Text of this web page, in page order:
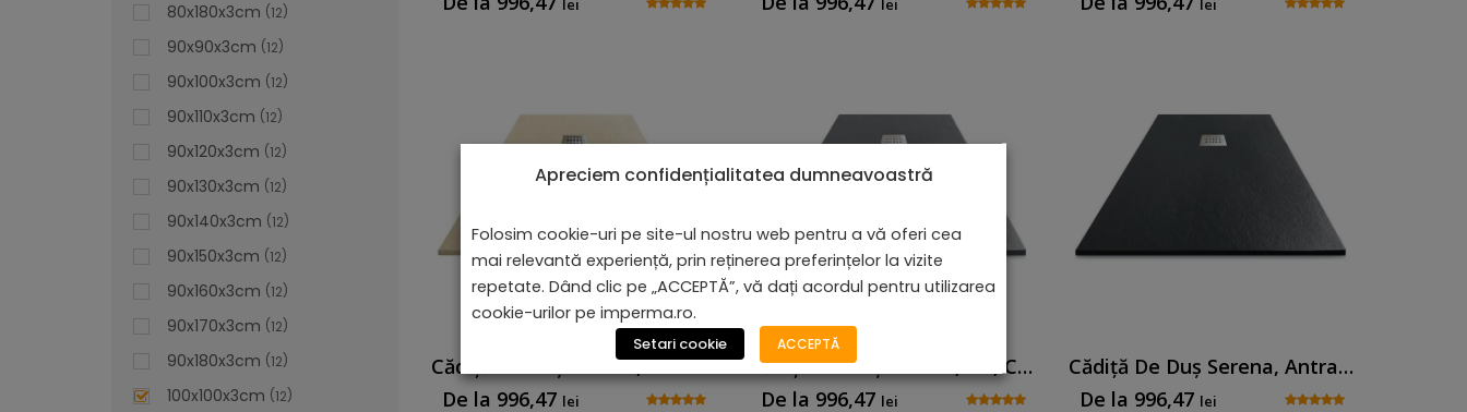
lei lei lei
Cădiță De Duș Serena, Crem, Cu Sifon Inclus
De la 996,47 lei
Cădiță De Duș Serena, Gri, Cu Sifon Inclus
De la 996,47 lei
Cădiță De Duș Serena, Antracit, Cu Sifon Inclus
De la 996,47 lei
80x180x3cm 12
90x90x3cm 12
90x100x3cm 12
90x110x3cm 12
90x120x3cm 12
90x130x3cm 12
90x140x3cm 12
90x150x3cm 12
90x160x3cm 12
90x170x3cm 12
90x180x3cm 12
100x100x3cm 12
Apreciem confidențialitatea dumneavoastră
Folosim cookie-uri pe site-ul nostru web pentru a vă oferi cea
mai relevantă experiență, prin reținerea preferințelor la vizite
repetate. Dând clic pe „ACCEPTĂ”, vă dați acordul pentru utilizarea
cookie-urilor pe imperma.ro.
Setari cookie ACCEPTĂ